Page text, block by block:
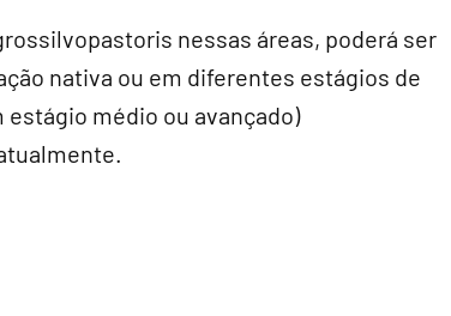
nessas áreas, poderá ser
nativa ou em diferentes estágios de
médio ou avançado)